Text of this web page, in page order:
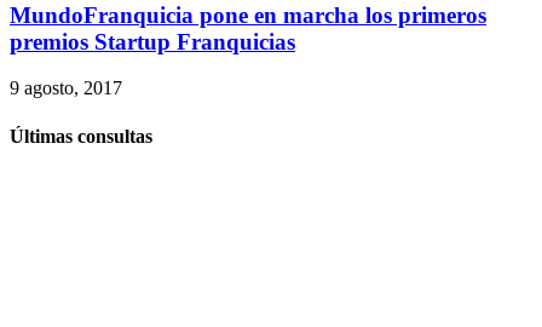
MundoFranquicia pone en marcha los primeros
premios Startup Franquicias
9 agosto, 2017
Últimas consultas